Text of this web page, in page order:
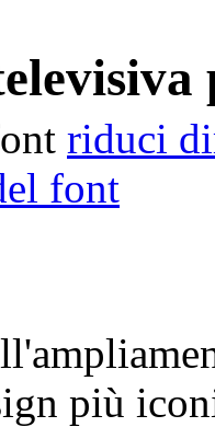
riduci
font
più